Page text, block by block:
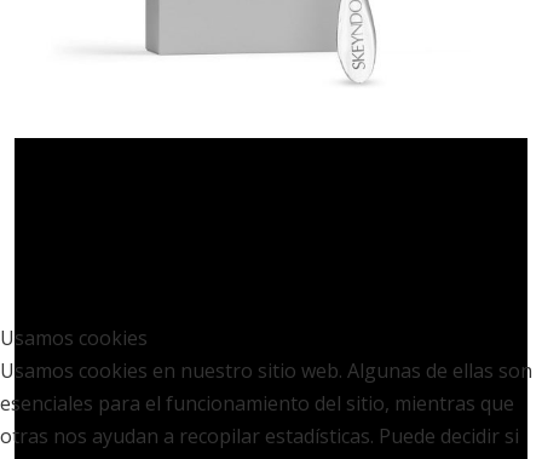
Usamos cookies
Usamos cookies en nuestro sitio web. Algunas de ellas son
esenciales para el funcionamiento del sitio, mientras que
otras nos ayudan a recopilar estadísticas. Puede decidir si